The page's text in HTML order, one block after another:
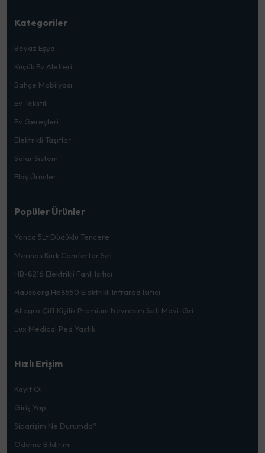
Kategoriler
Beyaz Eşya
Küçük Ev Aletleri
Bahçe Mobilyası
Ev Tekstili
Ev Gereçleri
Elektrikli Taşıtlar
Solar Sistem
Flaş Ürünler
Popüler Ürünler
Yonca 5Lt Düdüklü Tencere
Merinos Kürk Comferter Set
HB-8216 Elektrikli Fanlı Isıtıcı
Hausberg Hb8550 Elektrikli Infrared Isıtıcı
Allegro Çift Kişilik Premium Nevresim Seti Mavi-Gri
Lux Medical Ped Yastık
Hızlı Erişim
Kayıt Ol
Giriş Yap
Siparişim Ne Durumda?
Ödeme Bildirimi